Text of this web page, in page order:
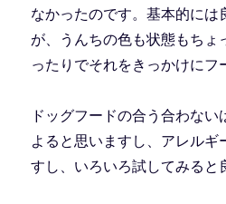
なかったのです。基本的には
が、うんちの色も状態もちょ
ったりでそれをきっかけにフ
ドッグフードの合う合わない
よると思いますし、アレルギ
すし、いろいろ試してみると